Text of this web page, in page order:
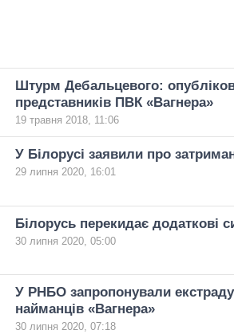
Штурм Дебальцевого:
представників ПВК «Вагнера»
19 травня 2018, 11:06
У Білорусі заявили про
29 липня 2020, 16:01
Білорусь перекидає додаткові
30 липня 2020, 05:00
У РНБО запропонували
найманців «Вагнера»
30 липня 2020, 07:18